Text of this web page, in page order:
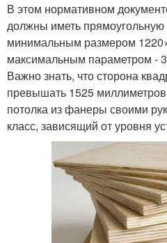
В этом нормативном
должны иметь
минимальным размером
максимальным параметром -
Важно знать, что сторона
превышать 1525
потолка из фанеры своими
класс, зависящий от уровня